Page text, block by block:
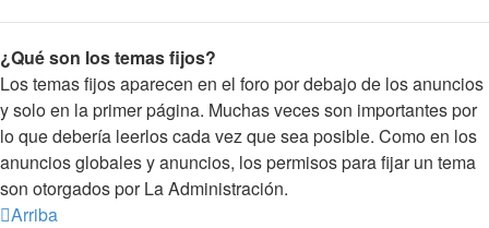
¿Qué son los temas fijos?
Los temas fijos aparecen en el foro por debajo de los anuncios
y solo en la primer página. Muchas veces son importantes por
lo que debería leerlos cada vez que sea posible. Como en los
anuncios globales y anuncios, los permisos para fijar un tema
son otorgados por La Administración.
Arriba